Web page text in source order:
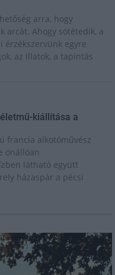
arra, hogy
arcát. Ahogy sötétedik, a
egyre
az illatok, a tapintás
kiállítása a
francia alkotóművész
önállóan
látható együtt
házaspár a pécsi